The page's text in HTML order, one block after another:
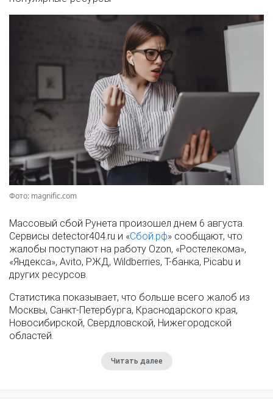
Фото: magnific.com
Массовый сбой Рунета произошел днем 6 августа.
Сервисы detector404.ru и «Сбой.рф» сообщают, что
жалобы поступают на работу Ozon, «Ростелекома»,
«Яндекса», Avito, РЖД, Wildberries, Т-банка, Picabu и
других ресурсов.
Статистика показывает, что больше всего жалоб из
Москвы, Санкт-Петербурга, Краснодарского края,
Новосибирской, Свердловской, Нижегородской
областей.
Читать далее